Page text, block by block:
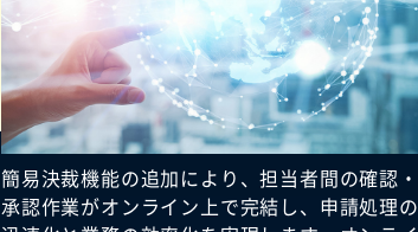
簡易決裁機能の追加により、担当者間の確認・
承認作業がオンライン上で完結し、申請処理の